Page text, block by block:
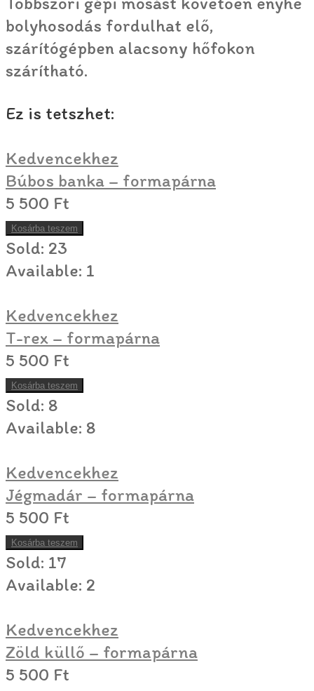
bolyhosodás fordulhat elő,
szárítógépben alacsony hőfokon
szárítható.
Ez is tetszhet:
Kedvencekhez
Búbos banka – formapárna
5 500 Ft
Kosárba teszem
Sold: 23
Available: 1
Kedvencekhez
T-rex – formapárna
5 500 Ft
Kosárba teszem
Sold: 8
Available: 8
Kedvencekhez
Jégmadár – formapárna
5 500 Ft
Kosárba teszem
Sold: 17
Available: 2
Kedvencekhez
Zöld küllő – formapárna
5 500 Ft